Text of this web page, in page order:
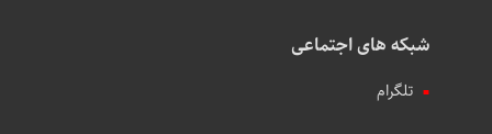
شبکه های اجتماعی
تلگرام